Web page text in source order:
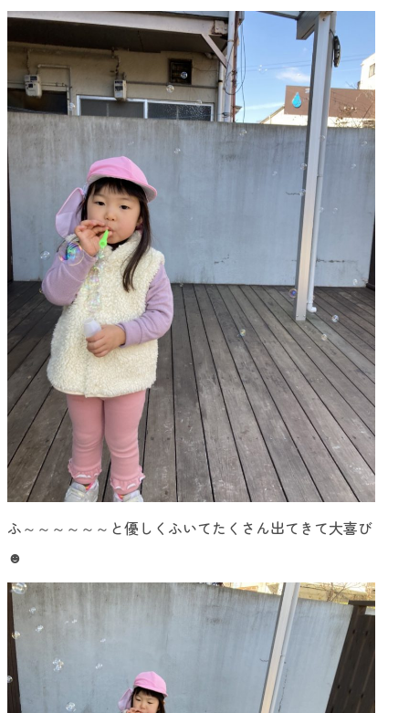
ふ～～～～～～と優しくふいてたくさん出てきて大喜び
☻